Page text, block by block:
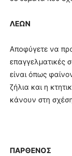
ΛΕΩΝ
Αποφύγετε να
επαγγελματικές
είναι όπως
ζήλια και η
κάνουν στη
ΠΑΡΘΕΝΟΣ